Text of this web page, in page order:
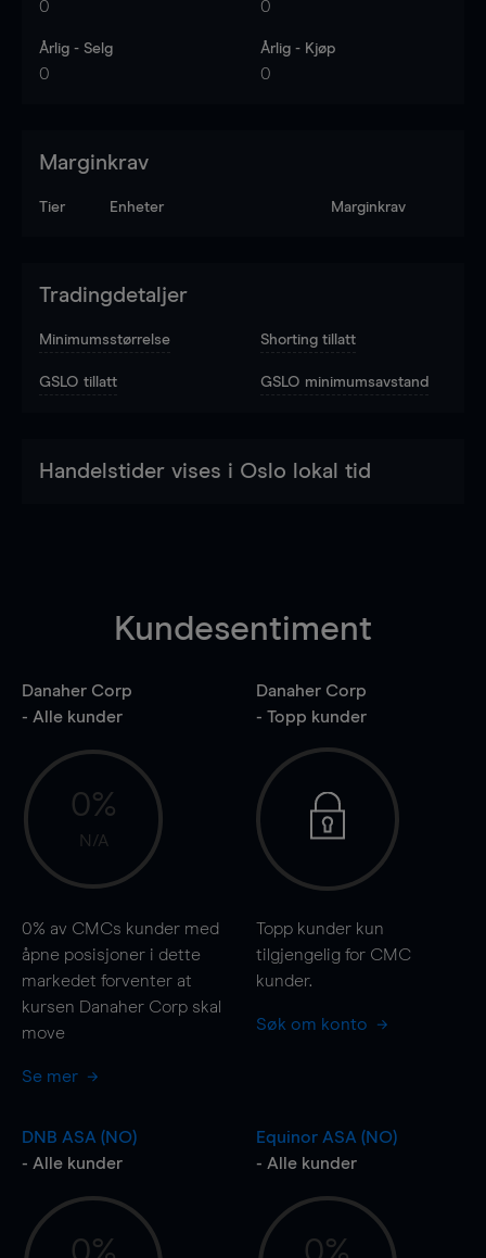
0 0
Årlig - Selg
0
Årlig - Kjøp
0
Marginkrav
Tier Enheter Marginkrav
Tradingdetaljer
Minimumsstørrelse Shorting tillatt
GSLO tillatt GSLO minimumsavstand
Handelstider vises i Oslo lokal tid
Kundesentiment
Danaher Corp
- Alle kunder
0%
N/A
0% av CMCs kunder med
åpne posisjoner i dette
markedet forventer at
kursen Danaher Corp skal
move
Se mer
Danaher Corp
- Topp kunder
Topp kunder kun
tilgjengelig for CMC
kunder.
Søk om konto
DNB ASA (NO)
- Alle kunder
Equinor ASA (NO)
- Alle kunder